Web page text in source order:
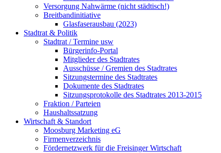
Versorgung Nahwärme (nicht städtisch!)
Breitbandinitiative
Glasfaserausbau (2023)
Stadtrat & Politik
Stadtrat / Termine usw
Bürgerinfo-Portal
Mitglieder des Stadtrates
Ausschüsse / Gremien des Stadtrates
Sitzungstermine des Stadtrates
Dokumente des Stadtrates
Sitzungsprotokolle des Stadtrates 2013-2015
Fraktion / Parteien
Haushaltssatzung
Wirtschaft & Standort
Moosburg Marketing eG
Firmenverzeichnis
Fördernetzwerk für die Freisinger Wirtschaft